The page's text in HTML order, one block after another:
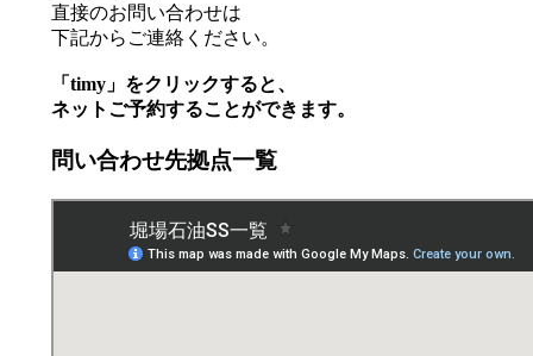
直接のお問い合わせは
下記からご連絡ください。
「timy」をクリックすると、
ネットご予約することができます。
問い合わせ先拠点一覧